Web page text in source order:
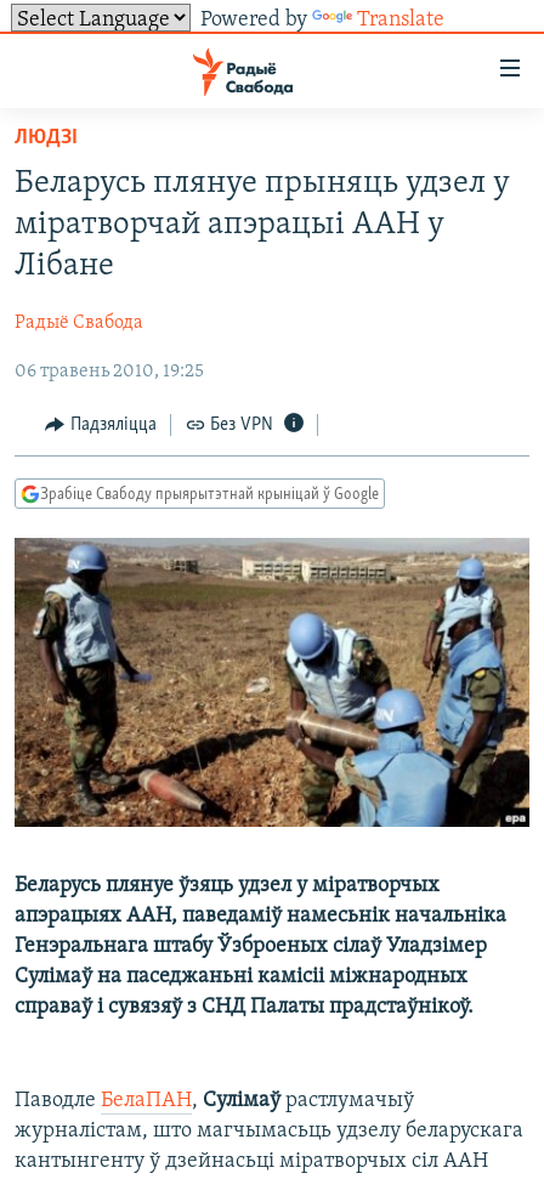
Powered by Translate
ўнівэрсальнага
доступу
Перайсьці
да
галоўнага
зьместу
да
навігацыі
Перайсьці
пошуку
УСЕ НАВІНЫ
ВІДЭА І ФОТА
ПАЛІТЫКА
ЭКАНОМІКА
ВАЙНА
ПАЛІТВЯЗЬНІ
КУЛЬТУРА
КАЛЯНДАР
ТОЛЬКІ НА СВАБОДЗЕ
ТЭСТЫ
ГІСТОРЫЯ НА СВАБОДЗЕ
ПАДКАСТЫ
КНІГІ
PREMIUM
МОВА
НА ХВАЛЯХ СВАБОДЫ
СУВЯЗЬ
ПАДЗЯЛІЦЦА ІНФАРМАЦЫЯЙ
RSS
ПАДКАСТЫ
FACEBOOK
ЛЮДЗІ
Беларусь плянуе прыняць удзел у
міратворчай апэрацыі ААН у
Лібане
Радыё Свабода
06 травень 2010, 19:25
Падзяліцца Без VPN
Зрабіце Свабоду прыярытэтнай крыніцай ў Google
Беларусь плянуе ўзяць удзел у міратворчых
апэрацыях ААН, паведаміў намесьнік начальніка
Генэральнага штабу Ўзброеных сілаў Уладзімер
Сулімаў на паседжаньні камісіі міжнародных
справаў і сувязяў з СНД Палаты прадстаўнікоў.
Паводле БелаПАН, Сулімаўрастлумачыў
журналістам, што магчымасьць удзелу беларускага
кантынгенту ў дзейнасьці міратворчых сіл ААН